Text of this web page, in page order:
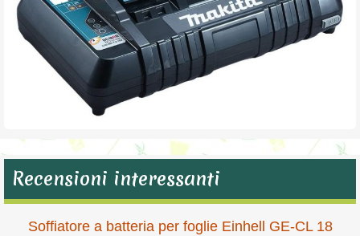
Recensioni interessanti
Soffiatore a batteria per foglie Einhell GE-CL 18